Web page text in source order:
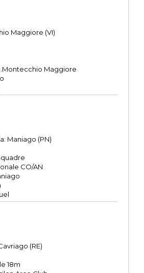
Maggiore (VI)
Maggiore
Maniago (PN)
CO/AN
(RE)
18m